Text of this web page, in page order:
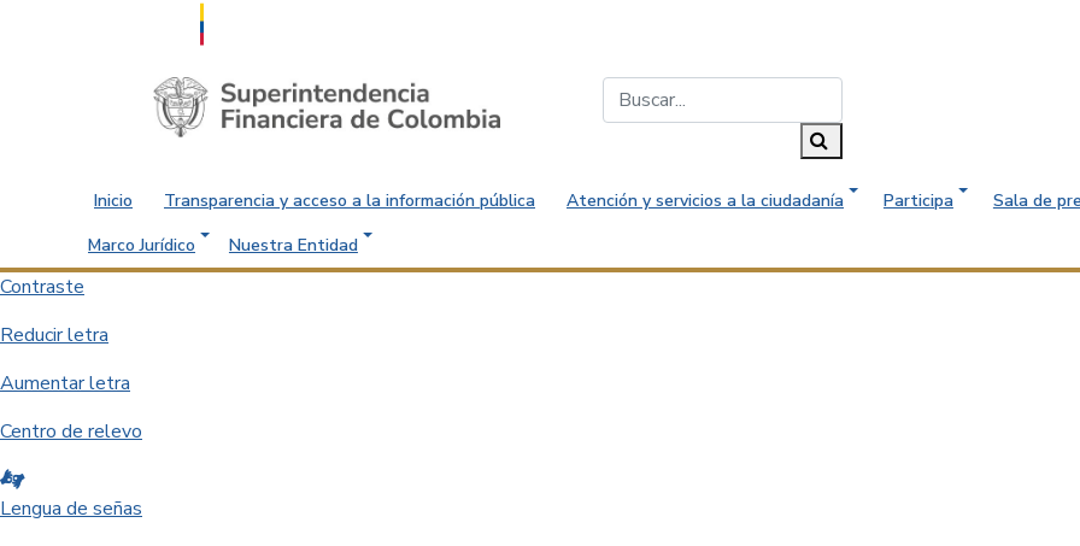
Saltar al contenido principal
Inicio Transparencia y acceso a la información pública Atención y servicios a la ciudadanía Participa
Sala de
Marco Jurídico
Nuestra Entidad
Contraste
Reducir letra
Aumentar letra
Centro de relevo
Lengua de señas